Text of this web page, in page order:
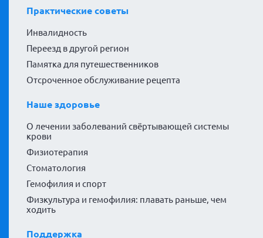
Практические советы
Инвалидность
Переезд в другой регион
Памятка для путешественников
Отсроченное обслуживание рецепта
Наше здоровье
О лечении заболеваний свёртывающей системы
крови
Физиотерапия
Стоматология
Гемофилия и спорт
Физкультура и гемофилия: плавать раньше, чем
ходить
Поддержка